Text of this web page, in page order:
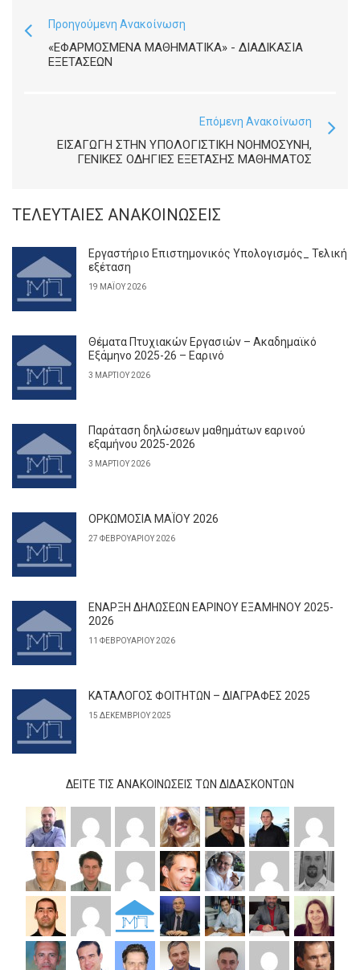
Προηγούμενη Ανακοίνωση
«ΕΦΑΡΜΟΣΜΈΝΑ ΜΑΘΗΜΑΤΙΚΆ» - ΔΙΑΔΙΚΑΣΊΑ
ΕΞΕΤΆΣΕΩΝ
Επόμενη Ανακοίνωση
ΕΙΣΑΓΩΓΗ ΣΤΗΝ ΥΠΟΛΟΓΙΣΤΙΚΗ ΝΟΗΜΟΣΥΝΗ,
ΓΕΝΙΚΈΣ ΟΔΗΓΊΕΣ ΕΞΈΤΑΣΗΣ ΜΑΘΉΜΑΤΟΣ
ΤΕΛΕΥΤΑΊΕΣ ΑΝΑΚΟΙΝΏΣΕΙΣ
Εργαστήριο Επιστημονικός Υπολογισμός_ Τελική
εξέταση
19 ΜΑΪ́ΟΥ 2026
Θέματα Πτυχιακών Εργασιών – Ακαδημαϊκό
Εξάμηνο 2025-26 – Εαρινό
3 ΜΑΡΤΊΟΥ 2026
Παράταση δηλώσεων μαθημάτων εαρινού
εξαμήνου 2025-2026
3 ΜΑΡΤΊΟΥ 2026
ΟΡΚΩΜΟΣΙΑ ΜΑΪΟΥ 2026
27 ΦΕΒΡΟΥΑΡΊΟΥ 2026
ΕΝΑΡΞΗ ΔΗΛΩΣΕΩΝ ΕΑΡΙΝΟΥ ΕΞΑΜΗΝΟΥ 2025-
2026
11 ΦΕΒΡΟΥΑΡΊΟΥ 2026
ΚΑΤΑΛΟΓΟΣ ΦΟΙΤΗΤΩΝ – ΔΙΑΓΡΑΦΕΣ 2025
15 ΔΕΚΕΜΒΡΊΟΥ 2025
ΔΕΊΤΕ ΤΙΣ ΑΝΑΚΟΙΝΏΣΕΙΣ ΤΩΝ ΔΙΔΆΣΚΟΝΤΩΝ